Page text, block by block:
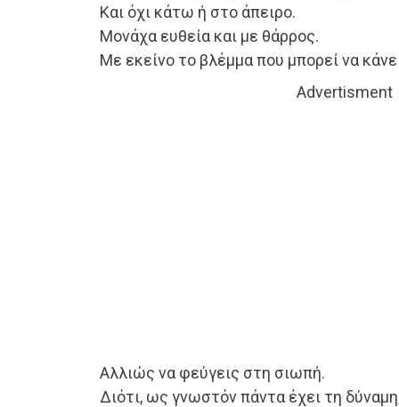
Και όχι κάτω ή στο άπειρο.
Μονάχα ευθεία και με θάρρος.
Με εκείνο το βλέμμα που μπορεί να
Advertisment
Αλλιώς να φεύγεις στη σιωπή.
Διότι, ως γνωστόν πάντα έχει τη